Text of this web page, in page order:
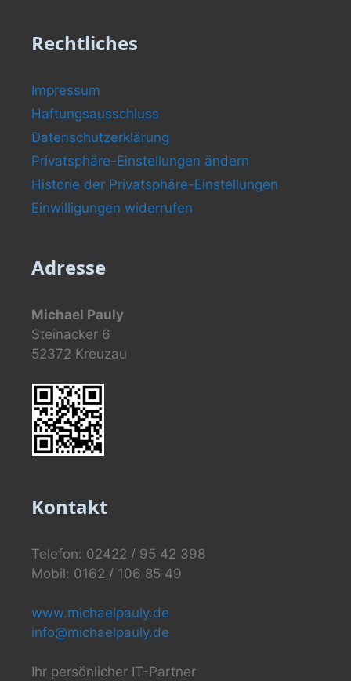
Rechtliches
Impressum
Haftungsausschluss
Datenschutzerklärung
Privatsphäre-Einstellungen ändern
Historie der Privatsphäre-Einstellungen
Einwilligungen widerrufen
Adresse
Michael Pauly
Steinacker 6
52372 Kreuzau
Kontakt
Telefon: 02422 / 95 42 398
Mobil: 0162 / 106 85 49
www.michaelpauly.de
info@michaelpauly.de
Ihr persönlicher IT-Partner